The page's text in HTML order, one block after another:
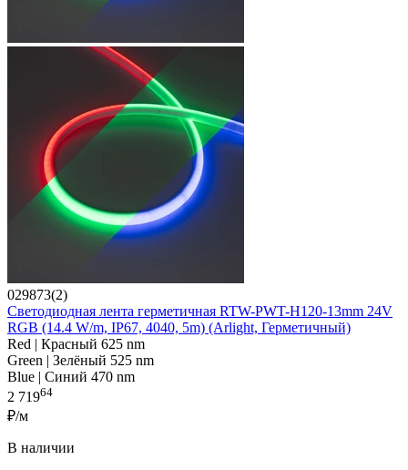
029873(2)
Светодиодная лента герметичная RTW-PWT-H120-13mm 24V
RGB (14.4 W/m, IP67, 4040, 5m) (Arlight, Герметичный)
Red | Красный 625 nm
Green | Зелёный 525 nm
Blue | Синий 470 nm
2 71964
₽/м
В наличии